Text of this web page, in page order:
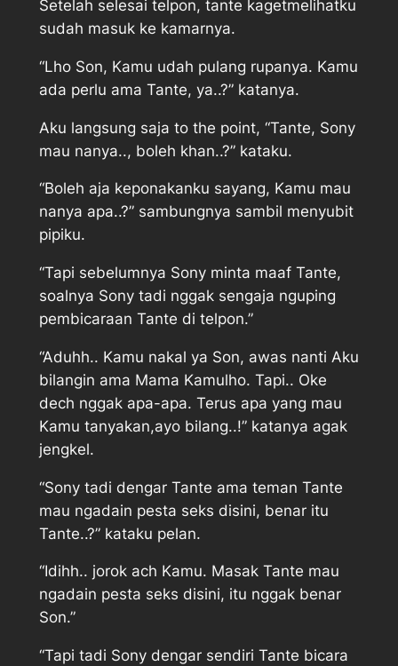
Setelah selesai telpon, tante kagetmelihatku
sudah masuk ke kamarnya.
“Lho Son, Kamu udah pulang rupanya. Kamu
ada perlu ama Tante, ya..?” katanya.
Aku langsung saja to the point, “Tante, Sony
mau nanya.., boleh khan..?” kataku.
“Boleh aja keponakanku sayang, Kamu mau
nanya apa..?” sambungnya sambil menyubit
pipiku.
“Tapi sebelumnya Sony minta maaf Tante,
soalnya Sony tadi nggak sengaja nguping
pembicaraan Tante di telpon.”
“Aduhh.. Kamu nakal ya Son, awas nanti Aku
bilangin ama Mama Kamulho. Tapi.. Oke
dech nggak apa-apa. Terus apa yang mau
Kamu tanyakan,ayo bilang..!” katanya agak
jengkel.
“Sony tadi dengar Tante ama teman Tante
mau ngadain pesta seks disini, benar itu
Tante..?” kataku pelan.
“Idihh.. jorok ach Kamu. Masak Tante mau
ngadain pesta seks disini, itu nggak benar
Son.”
“Tapi tadi Sony dengar sendiri Tante bicara